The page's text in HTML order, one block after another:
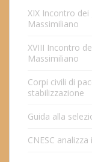
XIX Incontro
Massimiliano
XVIII Incontro
Massimiliano
Corpi civili di
stabilizzazione
Guida alla
CNESC